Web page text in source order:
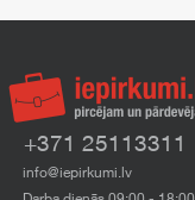
+371 25113311
info@iepirkumi.lv